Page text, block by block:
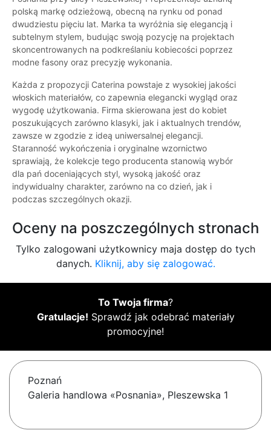
polską markę odzieżową, obecną na rynku od ponad
dwudziestu pięciu lat. Marka ta wyróżnia się elegancją i
subtelnym stylem, budując swoją pozycję na projektach
skoncentrowanych na podkreślaniu kobiecości poprzez
modne fasony oraz precyzję wykonania.
Każda z propozycji Caterina powstaje z wysokiej jakości
włoskich materiałów, co zapewnia elegancki wygląd oraz
wygodę użytkowania. Firma skierowana jest do kobiet
poszukujących zarówno klasyki, jak i aktualnych trendów,
zawsze w zgodzie z ideą uniwersalnej elegancji.
Staranność wykończenia i oryginalne wzornictwo
sprawiają, że kolekcje tego producenta stanowią wybór
dla pań doceniających styl, wysoką jakość oraz
indywidualny charakter, zarówno na co dzień, jak i
podczas szczególnych okazji.
Oceny na poszczególnych stronach
Tylko zalogowani użytkownicy maja dostęp do tych
danych. Kliknij, aby się zalogować.
To Twoja firma?
Gratulacje! Sprawdź jak odebrać materiały
promocyjne!
Poznań
Galeria handlowa «Posnania», Pleszewska 1